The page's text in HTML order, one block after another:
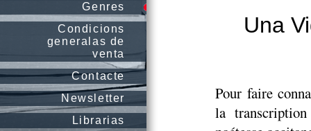
Genres
Condicions
generalas de
venta
Contacte
Newsletter
Librarias
Una
Pour faire
la